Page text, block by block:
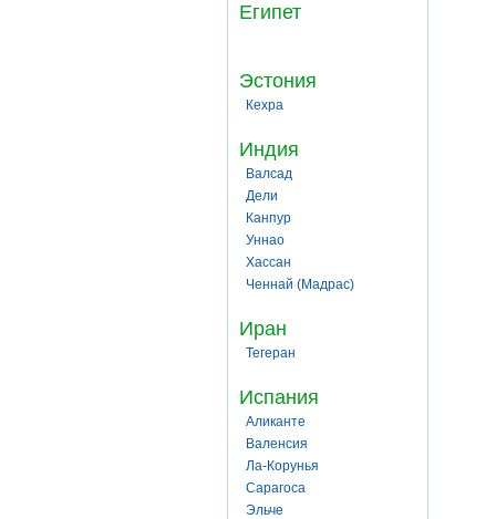
Египет
Эстония
Кехра
Индия
Валсад
Дели
Канпур
Уннао
Хассан
Ченнай (Мадрас)
Иран
Тегеран
Испания
Аликанте
Валенсия
Ла-Корунья
Сарагоса
Эльче